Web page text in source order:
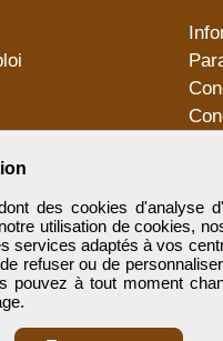
des cookies d'analyse
utilisation de cookies,
services adaptés à vos
refuser ou de
pouvez à tout moment